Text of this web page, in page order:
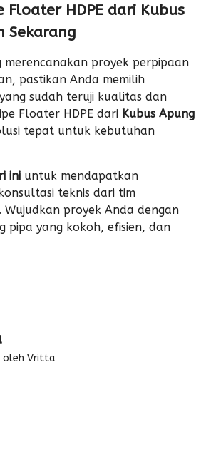
Floater HDPE dari Kubus
Sekarang
merencanakan proyek perpipaan
pastikan Anda memilih
sudah teruji kualitas dan
Floater HDPE dari Kubus Apung
tepat untuk kebutuhan
ini untuk mendapatkan
teknis dari tim
Wujudkan proyek Anda dengan
pipa yang kokoh, efisien, dan
oleh Vritta